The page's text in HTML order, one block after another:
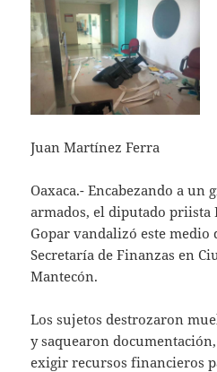
Juan Martínez Ferra
Oaxaca.- Encabezando a un
armados, el diputado priista
Gopar vandalizó este medio
Secretaría de Finanzas en
Mantecón.
Los sujetos destrozaron
y saquearon
exigir recursos financieros